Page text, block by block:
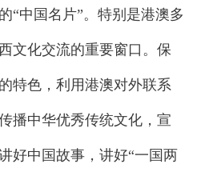
“中国名片”。特别是港澳多
文化交流的重要窗口。保
特色，利用港澳对外联系
播中华优秀传统文化，宣
好中国故事，讲好“一国两